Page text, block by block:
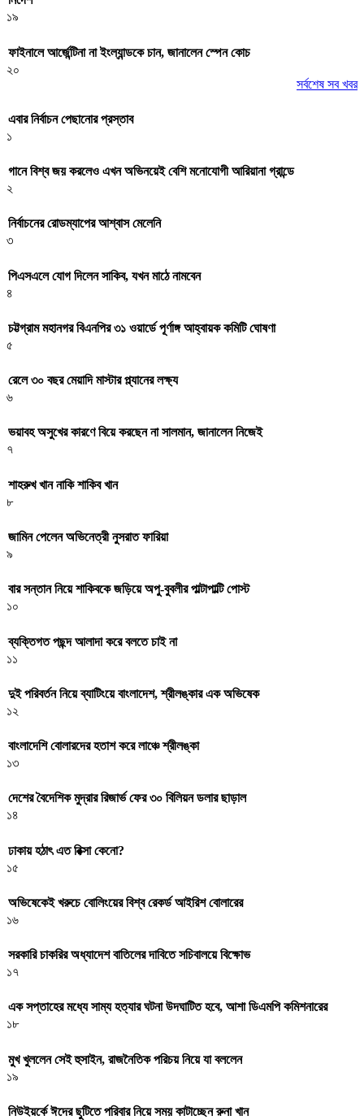
১৯
ফাইনালে আর্জেন্টিনা না ইংল্যান্ডকে চান, জানালেন স্পেন কোচ
২০
সর্বশেষ সব খবর
এবার নির্বাচন পেছানোর প্রস্তাব
১
গানে বিশ্ব জয় করলেও এখন অভিনয়েই বেশি মনোযোগী আরিয়ানা গ্রান্ডে
২
নির্বাচনের রোডম্যাপের আশ্বাস মেলেনি
৩
পিএসএলে যোগ দিলেন সাকিব, যখন মাঠে নামবেন
৪
চট্টগ্রাম মহানগর বিএনপির ৩১ ওয়ার্ডে পূর্ণাঙ্গ আহ্বায়ক কমিটি ঘোষণা
৫
রেলে ৩০ বছর মেয়াদি মাস্টার প্ল্যানের লক্ষ্য
৬
ভয়াবহ অসুখের কারণে বিয়ে করছেন না সালমান, জানালেন নিজেই
৭
শাহরুখ খান নাকি শাকিব খান
৮
জামিন পেলেন অভিনেত্রী নুসরাত ফারিয়া
৯
বার সন্তান নিয়ে শাকিবকে জড়িয়ে অপু-বুবলীর পাল্টাপাল্টি পোস্ট
১০
ব্যক্তিগত পছন্দ আলাদা করে বলতে চাই না
১১
দুই পরিবর্তন নিয়ে ব্যাটিংয়ে বাংলাদেশ, শ্রীলঙ্কার এক অভিষেক
১২
বাংলাদেশি বোলারদের হতাশ করে লাঞ্চে শ্রীলঙ্কা
১৩
দেশের বৈদেশিক মুদ্রার রিজার্ভ ফের ৩০ বিলিয়ন ডলার ছাড়াল
১৪
ঢাকায় হঠাৎ এত রিক্সা কেনো?
১৫
অভিষেকেই খরুচে বোলিংয়ের বিশ্ব রেকর্ড আইরিশ বোলারের
১৬
সরকারি চাকরির অধ্যাদেশ বাতিলের দাবিতে সচিবালয়ে বিক্ষোভ
১৭
এক সপ্তাহের মধ্যে সাম্য হত্যার ঘটনা উদঘাটিত হবে, আশা ডিএমপি কমিশনারের
১৮
মুখ খুললেন সেই হুসাইন, রাজনৈতিক পরিচয় নিয়ে যা বললেন
১৯
নিউইয়র্কে ঈদের ছুটিতে পরিবার নিয়ে সময় কাটাচ্ছেন রুনা খান